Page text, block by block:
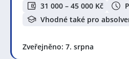
31 000 – 45 000 Kč
Vhodné také pro
Zveřejněno: 7. srpna